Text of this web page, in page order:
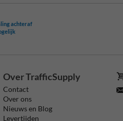
achteraf
Over TrafficSupply
Contact
Over ons
Nieuws en Blog
Levertijden